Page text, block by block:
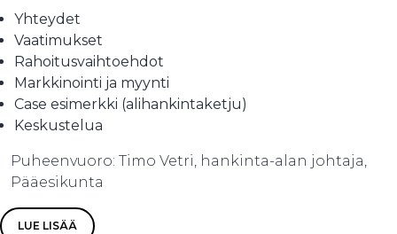
Yhteydet
Vaatimukset
Rahoitusvaihtoehdot
Markkinointi ja myynti
Case esimerkki (alihankintaketju)
Keskustelua
Puheenvuoro: Timo Vetri, hankinta-alan johtaja,
Pääesikunta
LUE LISÄÄ